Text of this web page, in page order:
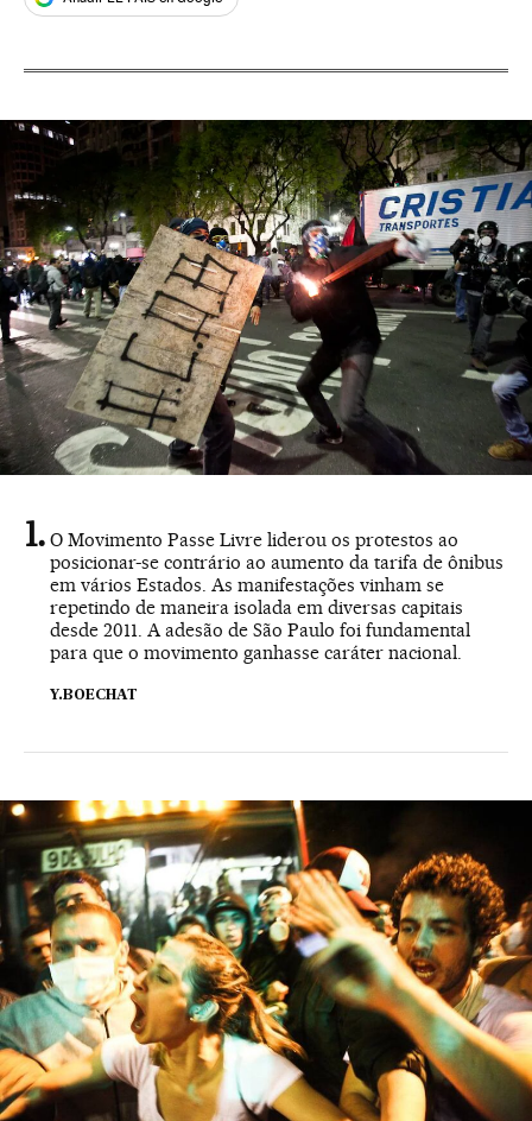
O Movimento Passe Livre liderou os protestos ao
posicionar-se contrário ao aumento da tarifa de ônibus
em vários Estados. As manifestações vinham se
repetindo de maneira isolada em diversas capitais
desde 2011. A adesão de São Paulo foi fundamental
para que o movimento ganhasse caráter nacional.
Y.BOECHAT